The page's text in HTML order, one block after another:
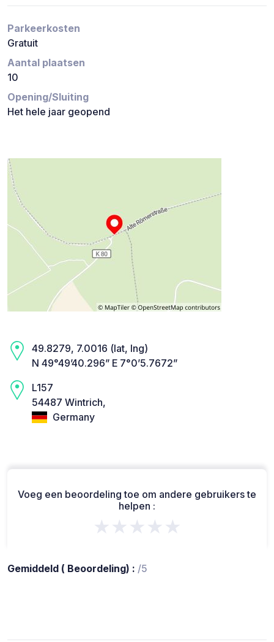
Parkeerkosten
Gratuit
Aantal plaatsen
10
Opening/Sluiting
Het hele jaar geopend
49.8279, 7.0016 (lat, lng)
N 49°49’40.296” E 7°0’5.7672”
L157
54487 Wintrich,
Germany
Voeg een beoordeling toe om andere gebruikers te
helpen :
★★★★★
Gemiddeld ( Beoordeling) : /5